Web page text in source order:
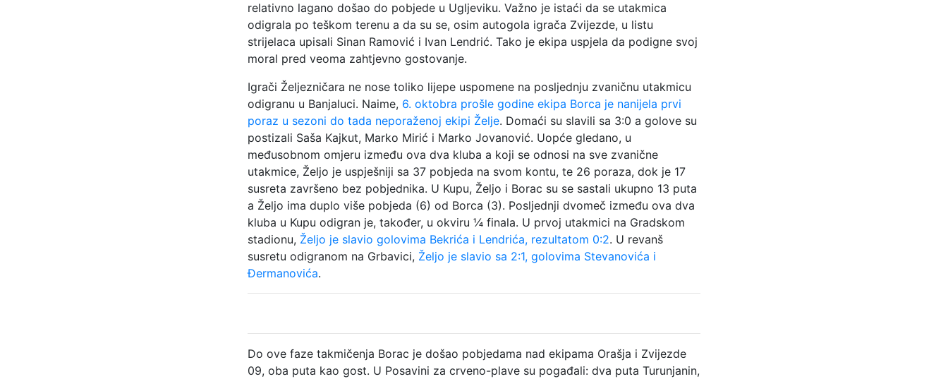
relativno lagano došao do pobjede u Ugljeviku. Važno je istaći da se utakmica
odigrala po teškom terenu a da su se, osim autogola igrača Zvijezde, u listu
strijelaca upisali Sinan Ramović i Ivan Lendrić. Tako je ekipa uspjela da podigne svoj
moral pred veoma zahtjevno gostovanje.
Igrači Željezničara ne nose toliko lijepe uspomene na posljednju zvaničnu utakmicu
odigranu u Banjaluci. Naime, 6. oktobra prošle godine ekipa Borca je nanijela prvi
poraz u sezoni do tada neporaženoj ekipi Želje. Domaći su slavili sa 3:0 a golove su
postizali Saša Kajkut, Marko Mirić i Marko Jovanović. Uopće gledano, u
međusobnom omjeru između ova dva kluba a koji se odnosi na sve zvanične
utakmice, Željo je uspješniji sa 37 pobjeda na svom kontu, te 26 poraza, dok je 17
susreta završeno bez pobjednika. U Kupu, Željo i Borac su se sastali ukupno 13 puta
a Željo ima duplo više pobjeda (6) od Borca (3). Posljednji dvomeč između ova dva
kluba u Kupu odigran je, također, u okviru ¼ finala. U prvoj utakmici na Gradskom
stadionu, Željo je slavio golovima Bekrića i Lendrića, rezultatom 0:2. U revanš
susretu odigranom na Grbavici, Željo je slavio sa 2:1, golovima Stevanovića i
Đermanovića.
Do ove faze takmičenja Borac je došao pobjedama nad ekipama Orašja i Zvijezde
09, oba puta kao gost. U Posavini za crveno-plave su pogađali: dva puta Turunjanin,